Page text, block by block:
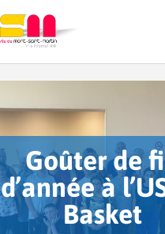
Goûter de
d’année à
Basket